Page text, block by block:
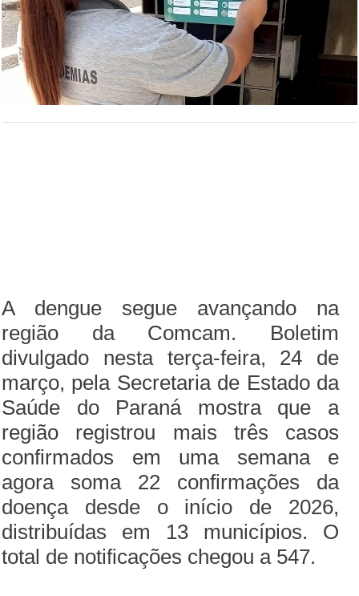
A dengue segue avançando na
região da Comcam. Boletim
divulgado nesta terça-feira, 24 de
março, pela Secretaria de Estado da
Saúde do Paraná mostra que a
região registrou mais três casos
confirmados em uma semana e
agora soma 22 confirmações da
doença desde o início de 2026,
distribuídas em 13 municípios. O
total de notificações chegou a 547.